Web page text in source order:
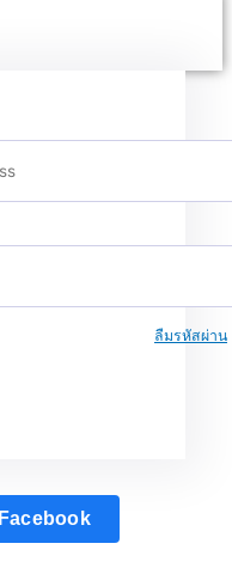
ลืมรหัสผ่าน
Facebook